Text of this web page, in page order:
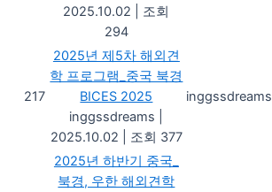
2025.10.02
조회
294
217
2025년 제5차 해외견
학 프로그램_중국 북경
BICES 2025
inggssdreams
2025.10.02
조회 377
inggssdreams
2025년 하반기 중국_
북경, 우한 해외견학